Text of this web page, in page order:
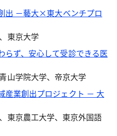
出 －藝大×東大ベンチプロ
東京大学
らず、安心して受診できる医
山学院大学、帝京大学
産業創出プロジェクト － 大
東京農工大学、東京外国語